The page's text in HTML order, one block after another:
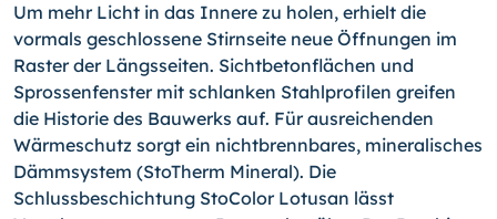
Um mehr Licht in das Innere zu holen, erhielt die
vormals geschlossene Stirnseite neue Öffnungen im
Raster der Längsseiten. Sichtbetonflächen und
Sprossenfenster mit schlanken Stahlprofilen greifen
die Historie des Bauwerks auf. Für ausreichenden
Wärmeschutz sorgt ein nichtbrennbares, mineralisches
Dämmsystem (StoTherm Mineral). Die
Schlussbeschichtung StoColor Lotusan lässt